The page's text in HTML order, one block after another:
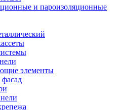
и пароизоляционные
элементы